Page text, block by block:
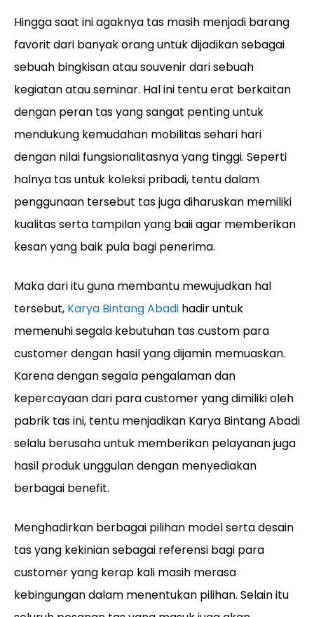
Hingga saat ini agaknya tas masih menjadi barang
favorit dari banyak orang untuk dijadikan sebagai
sebuah bingkisan atau souvenir dari sebuah
kegiatan atau seminar. Hal ini tentu erat berkaitan
dengan peran tas yang sangat penting untuk
mendukung kemudahan mobilitas sehari hari
dengan nilai fungsionalitasnya yang tinggi. Seperti
halnya tas untuk koleksi pribadi, tentu dalam
penggunaan tersebut tas juga diharuskan memiliki
kualitas serta tampilan yang baii agar memberikan
kesan yang baik pula bagi penerima.
Maka dari itu guna membantu mewujudkan hal
tersebut, Karya Bintang Abadi hadir untuk
memenuhi segala kebutuhan tas custom para
customer dengan hasil yang dijamin memuaskan.
Karena dengan segala pengalaman dan
kepercayaan dari para customer yang dimiliki oleh
pabrik tas ini, tentu menjadikan Karya Bintang Abadi
selalu berusaha untuk memberikan pelayanan juga
hasil produk unggulan dengan menyediakan
berbagai benefit.
Menghadirkan berbagai pilihan model serta desain
tas yang kekinian sebagai referensi bagi para
customer yang kerap kali masih merasa
kebingungan dalam menentukan pilihan. Selain itu